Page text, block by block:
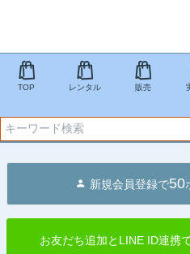
TOP レンタル 販売
新規会員登録で50
お友だち追加とLINE ID連携